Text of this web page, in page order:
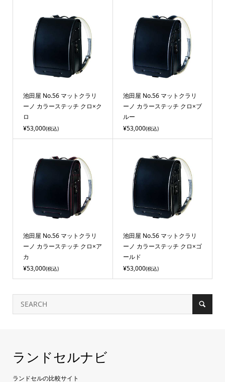
池田屋 No.56 マットクラリ
ーノ カラーステッチ クロ×ク
ロ
¥53,000(税込)
池田屋 No.56 マットクラリ
ーノ カラーステッチ クロ×ブ
ルー
¥53,000(税込)
池田屋 No.56 マットクラリ
ーノ カラーステッチ クロ×ア
カ
¥53,000(税込)
池田屋 No.56 マットクラリ
ーノ カラーステッチ クロ×ゴ
ールド
¥53,000(税込)
ランドセルナビ
ランドセルの比較サイト